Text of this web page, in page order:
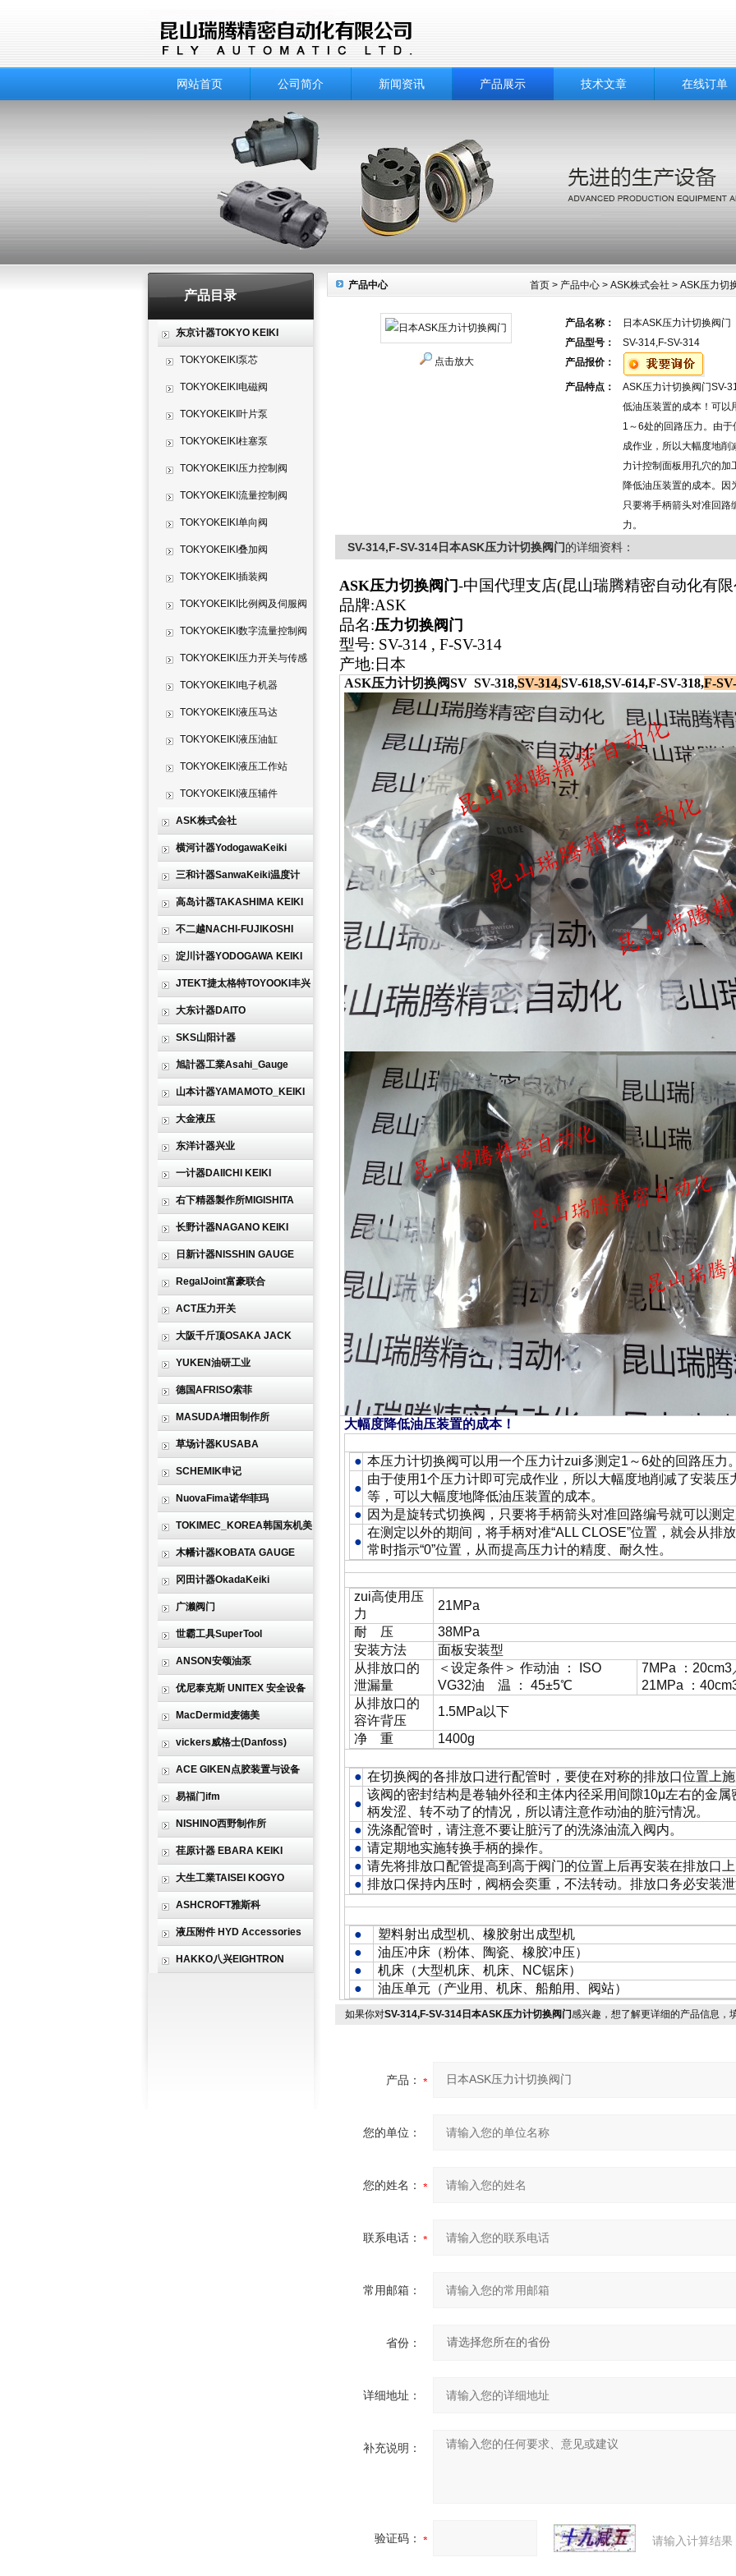
网站首页 公司简介 新闻资讯 产品展示 技术文章 在线订单
产品目录
东京计器TOKYO KEIKI
TOKYOKEIKI泵芯
TOKYOKEIKI电磁阀
TOKYOKEIKI叶片泵
TOKYOKEIKI柱塞泵
TOKYOKEIKI压力控制阀
TOKYOKEIKI流量控制阀
TOKYOKEIKI单向阀
TOKYOKEIKI叠加阀
TOKYOKEIKI插装阀
TOKYOKEIKI比例阀及伺服阀
TOKYOKEIKI数字流量控制阀
TOKYOKEIKI压力开关与传感
器 TOKYOKEIKI电子机器
TOKYOKEIKI液压马达
TOKYOKEIKI液压油缸
TOKYOKEIKI液压工作站
TOKYOKEIKI液压辅件
ASK株式会社
横河计器YodogawaKeiki
三和计器SanwaKeiki温度计
高岛计器TAKASHIMA KEIKI
不二越NACHI-FUJIKOSHI
淀川计器YODOGAWA KEIKI
JTEKT捷太格特TOYOOKI丰兴
大东计器DAITO
SKS山阳计器
旭計器工業Asahi_Gauge
山本计器YAMAMOTO_KEIKI
大金液压
东洋计器兴业
一计器DAIICHI KEIKI
右下精器製作所MIGISHITA
长野计器NAGANO KEIKI
日新计器NISSHIN GAUGE
RegalJoint富豪联合
ACT压力开关
大阪千斤顶OSAKA JACK
YUKEN油研工业
德国AFRISO索菲
MASUDA增田制作所
草场计器KUSABA
SCHEMIK申记
NuovaFima诺华菲玛
TOKIMEC_KOREA韩国东机美
木幡计器KOBATA GAUGE
冈田计器OkadaKeiki
广濑阀门
世霸工具SuperTool
ANSON安颂油泵
优尼泰克斯 UNITEX 安全设备
MacDermid麦德美
vickers威格士(Danfoss)
ACE GIKEN点胶装置与设备
易福门ifm
NISHINO西野制作所
荏原计器 EBARA KEIKI
大生工業TAISEI KOGYO
ASHCROFT雅斯科
液压附件 HYD Accessories
HAKKO八兴EIGHTRON
首页 > 产品中心 > ASK株式会社 > ASK压力切
产品中心
点击放大
产品名称：
日本ASK压力计切换阀门
产品型号：
SV-314,F-SV-314
产品报价：
产品特点：
ASK压力计切换阀门SV-
低油压装置的成本！可以
1～6处的回路压力。由
成作业，所以大幅度地削
力计控制面板用孔穴的加
降低油压装置的成本。因
只要将手柄箭头对准回路
力。
SV-314,F-SV-314日本ASK压力计切换阀门的详细资料：
ASK压力切换阀门-中国代理支店(昆山瑞腾精密自动化有
品牌:ASK
品名:压力切换阀门
型号: SV-314 , F-SV-314
产地:日本
ASK压力计切换阀SV SV-318,SV-314,SV-618,SV-614,F-SV-318,F-
大幅度降低油压装置的成本！
● 本压力计切换阀可以用一个压力计zui多测定1～6处的回路压力
●
由于使用1个压力计即可完成作业，所以大幅度地削减了安装
等，可以大幅度地降低油压装置的成本。
● 因为是旋转式切换阀，只要将手柄箭头对准回路编号就可以测
●
在测定以外的期间，将手柄对准“ALL CLOSE”位置，就会从排
常时指示“0”位置，从而提高压力计的精度、耐久性。
zui高使用压
力
21MPa
耐 压
38MPa
安装方法
面板安装型
从排放口的
泄漏量
＜设定条件＞ 作动油 ： ISO
VG32油 温 ： 45±5℃
7MPa ：
21MPa ：
从排放口的
容许背压
1.5MPa以下
净 重
1400g
● 在切换阀的各排放口进行配管时，要使在对称的排放口位置上
●
该阀的密封结构是卷轴外径和主体内径采用间隙10μ左右的金
柄发涩、转不动了的情况，所以请注意作动油的脏污情况。
● 洗涤配管时，请注意不要让脏污了的洗涤油流入阀内。
● 请定期地实施转换手柄的操作。
● 请先将排放口配管提高到高于阀门的位置上后再安装在排放口
● 排放口保持内压时，阀柄会奕重，不法转动。排放口务必安装
●
塑料射出成型机、橡胶射出成型机
●
油压冲床（粉体、陶瓷、橡胶冲压）
●
机床（大型机床、机床、NC锯床）
●
油压单元（产业用、机床、船舶用、阀站）
如果你对SV-314,F-SV-314日本ASK压力计切换阀门感兴趣，想了解更详细的产品信息，
产品：
您的单位：
您的姓名：
联系电话：
常用邮箱：
省份：
详细地址：
补充说明：
验证码： 请输入计算结